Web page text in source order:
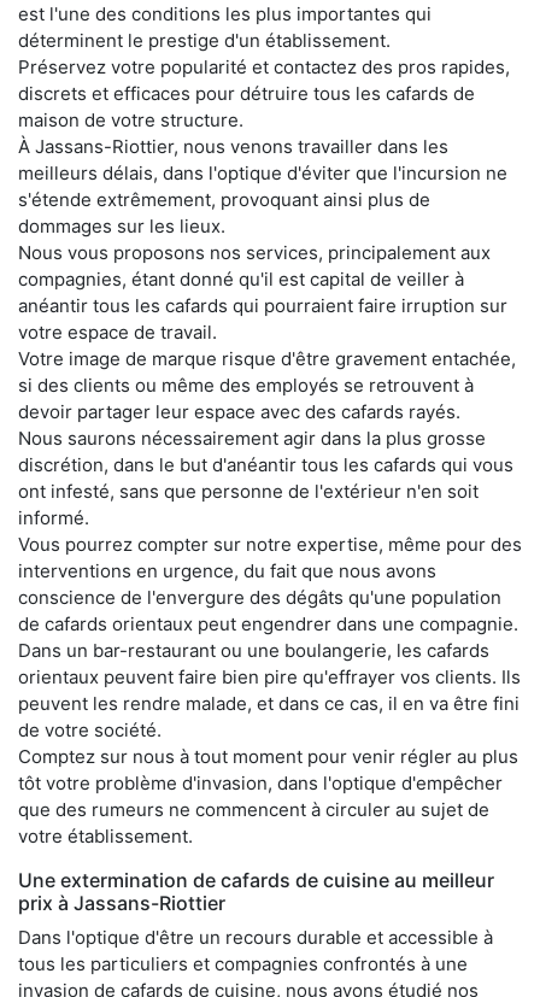
est l'une des conditions les plus importantes qui
déterminent le prestige d'un établissement.
Préservez votre popularité et contactez des pros rapides,
discrets et efficaces pour détruire tous les cafards de
maison de votre structure.
À Jassans-Riottier, nous venons travailler dans les
meilleurs délais, dans l'optique d'éviter que l'incursion ne
s'étende extrêmement, provoquant ainsi plus de
dommages sur les lieux.
Nous vous proposons nos services, principalement aux
compagnies, étant donné qu'il est capital de veiller à
anéantir tous les cafards qui pourraient faire irruption sur
votre espace de travail.
Votre image de marque risque d'être gravement entachée,
si des clients ou même des employés se retrouvent à
devoir partager leur espace avec des cafards rayés.
Nous saurons nécessairement agir dans la plus grosse
discrétion, dans le but d'anéantir tous les cafards qui vous
ont infesté, sans que personne de l'extérieur n'en soit
informé.
Vous pourrez compter sur notre expertise, même pour des
interventions en urgence, du fait que nous avons
conscience de l'envergure des dégâts qu'une population
de cafards orientaux peut engendrer dans une compagnie.
Dans un bar-restaurant ou une boulangerie, les cafards
orientaux peuvent faire bien pire qu'effrayer vos clients. Ils
peuvent les rendre malade, et dans ce cas, il en va être fini
de votre société.
Comptez sur nous à tout moment pour venir régler au plus
tôt votre problème d'invasion, dans l'optique d'empêcher
que des rumeurs ne commencent à circuler au sujet de
votre établissement.
Une extermination de cafards de cuisine au meilleur
prix à Jassans-Riottier
Dans l'optique d'être un recours durable et accessible à
tous les particuliers et compagnies confrontés à une
invasion de cafards de cuisine, nous avons étudié nos